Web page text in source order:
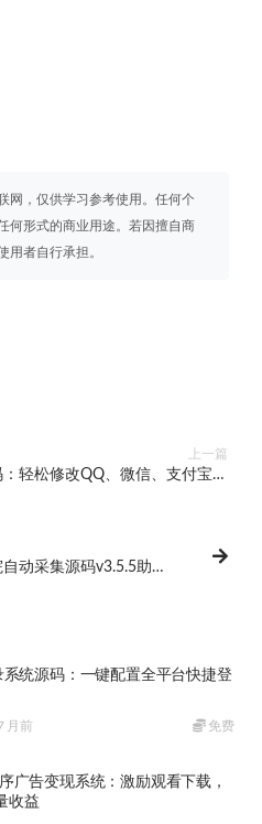
网，仅供学习参考使用。任何个
何形式的商业用途。若因擅自商
用者自行承担。
上一篇
轻松修改QQ、微信、支付宝步
动采集源码v3.5.5助您
统源码：一键配置全平台快捷登
月前 免费
广告变现系统：激励观看下载，
收益